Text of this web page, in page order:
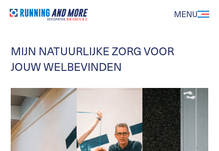
MENU
MIJN NATUURLIJKE ZORG VOOR
JOUW WELBEVINDEN